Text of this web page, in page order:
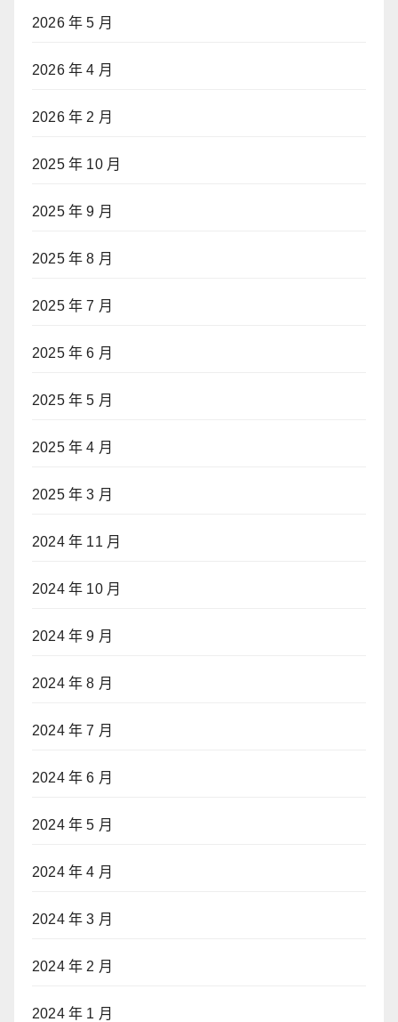
2026 年 5 月
2026 年 4 月
2026 年 2 月
2025 年 10 月
2025 年 9 月
2025 年 8 月
2025 年 7 月
2025 年 6 月
2025 年 5 月
2025 年 4 月
2025 年 3 月
2024 年 11 月
2024 年 10 月
2024 年 9 月
2024 年 8 月
2024 年 7 月
2024 年 6 月
2024 年 5 月
2024 年 4 月
2024 年 3 月
2024 年 2 月
2024 年 1 月